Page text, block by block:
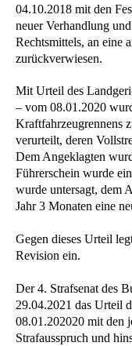
04.10.2018 mit den
neuer Verhandlung
Rechtsmittels, an eine
zurückverwiesen.
Mit Urteil des
– vom 08.01.2020
Kraftfahrzeugrennens
verurteilt, deren
Dem Angeklagten
Führerschein wurde
wurde untersagt, dem
Jahr 3 Monaten eine
Gegen dieses Urteil
Revision ein.
Der 4. Strafsenat des
29.04.2021 das Urteil
08.01.202020 mit den
Strafausspruch und